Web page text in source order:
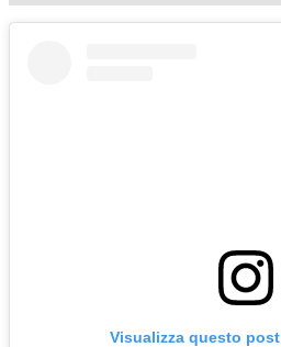
Visualizza questo